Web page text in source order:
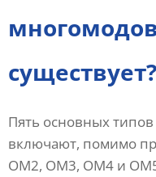
существует?
Пять основных
включают, помимо
OM2, OM3, OM4 и